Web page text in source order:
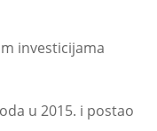
investicijama
u 2015. i postao